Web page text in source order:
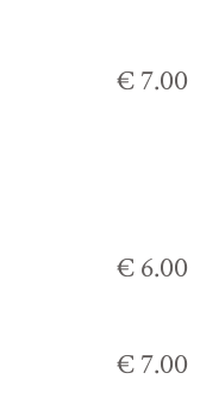
€ 7.00
€ 6.00
€ 7.00